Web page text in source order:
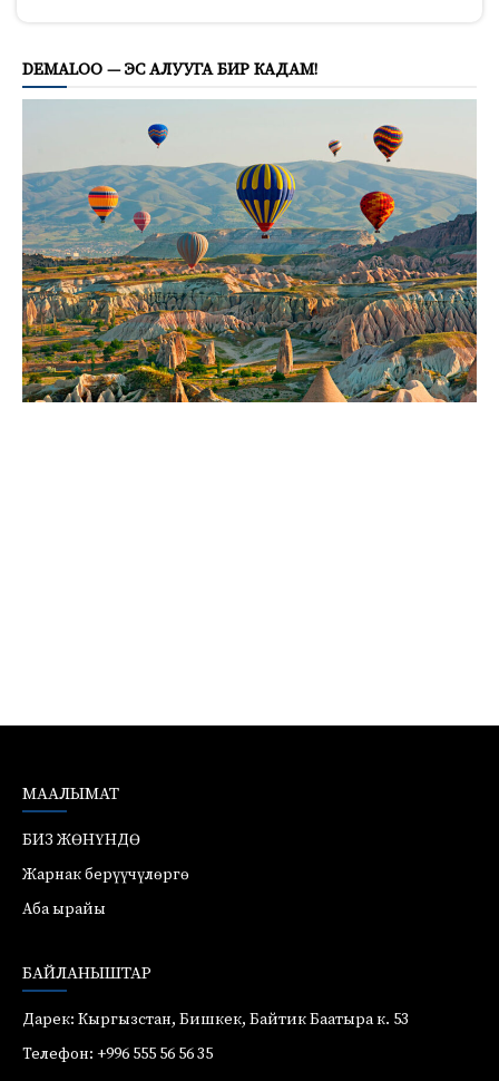
DEMALOO — ЭС АЛУУГА БИР КАДАМ!
МААЛЫМАТ
БИЗ ЖӨНҮНДӨ
Жарнак берүүчүлөргө
Аба ырайы
БАЙЛАНЫШТАР
Дарек: Кыргызстан, Бишкек, Байтик Баатыра к. 53
Телефон: +996 555 56 56 35